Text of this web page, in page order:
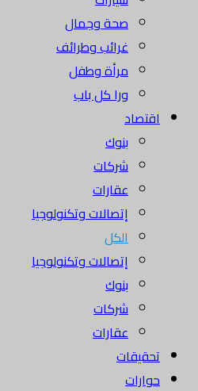
صحة وجمال
غرائب وطرائف
مرأة وطفل
ورا كل باب
اقتصاد
بنوك
شركات
عقارات
إتصالات وتكنولوجيا
الكل
إتصالات وتكنولوجيا
بنوك
شركات
عقارات
تحقيقات
حوارات